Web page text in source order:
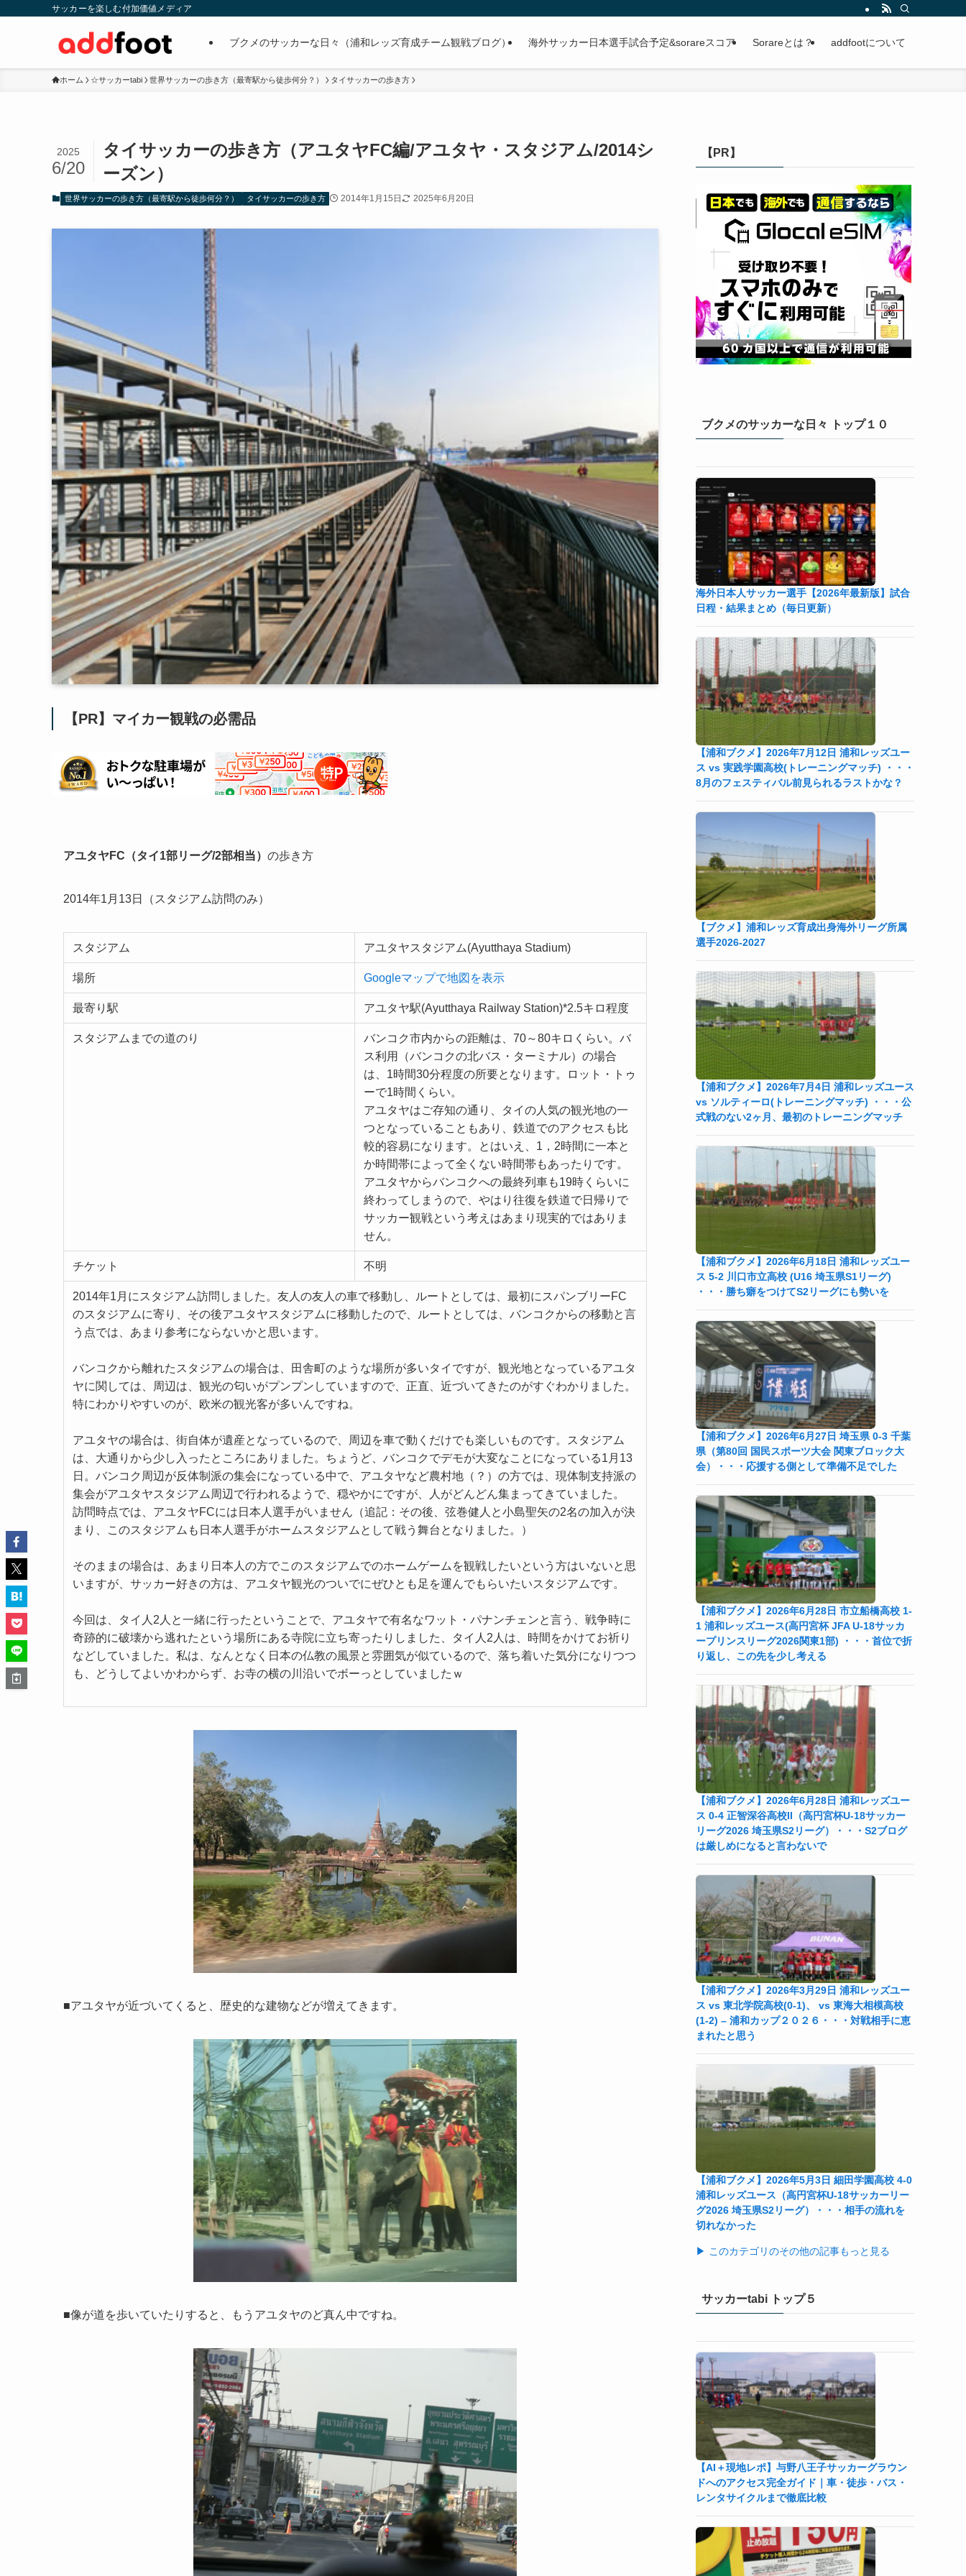
サッカーを楽しむ付加価値メディア
ブクメのサッカーな日々（浦和レッズ育成チーム観戦ブログ） 海外サッカー日本選手試合予定&sorareスコア Sorareとは？ addfootについて
ホーム ☆サッカーtabi 世界サッカーの歩き方（最寄駅から徒歩何分？） タイサッカーの歩き方
タイサッカーの歩き方（アユタヤFC編/アユタヤ・スタジアム/2014シ
ーズン）
2025
6/20
世界サッカーの歩き方（最寄駅から徒歩何分？） タイサッカーの歩き方 2014年1月15日 2025年6月20日
【PR】マイカー観戦の必需品
アユタヤFC（タイ1部リーグ/2部相当） の歩き方
2014年1月13日（スタジアム訪問のみ）
スタジアム アユタヤスタジアム(Ayutthaya Stadium)
場所 Googleマップで地図を表示
最寄り駅 アユタヤ駅(Ayutthaya Railway Station)*2.5キロ程度
スタジアムまでの道のり
バンコク市内からの距離は、70～80キロくらい。バ
ス利用（バンコクの北バス・ターミナル）の場合
は、1時間30分程度の所要となります。ロット・トゥ
ーで1時間くらい。
アユタヤはご存知の通り、タイの人気の観光地の一
つとなっていることもあり、鉄道でのアクセスも比
較的容易になります。とはいえ、1，2時間に一本と
か時間帯によって全くない時間帯もあったりです。
アユタヤからバンコクへの最終列車も19時くらいに
終わってしまうので、やはり往復を鉄道で日帰りで
サッカー観戦という考えはあまり現実的ではありま
せん。
チケット 不明
2014年1月にスタジアム訪問しました。友人の友人の車で移動し、ルートとしては、最初にスパンブリーFC
のスタジアムに寄り、その後アユタヤスタジアムに移動したので、ルートとしては、バンコクからの移動と言
う点では、あまり参考にならないかと思います。
バンコクから離れたスタジアムの場合は、田舎町のような場所が多いタイですが、観光地となっているアユタ
ヤに関しては、周辺は、観光の匂いがプンプンしていますので、正直、近づいてきたのがすぐわかりました。
特にわかりやすいのが、欧米の観光客が多いんですね。
アユタヤの場合は、街自体が遺産となっているので、周辺を車で動くだけでも楽しいものです。スタジアム
は、大通りから少し入ったところにありました。ちょうど、バンコクでデモが大変なことになっている1月13
日。バンコク周辺が反体制派の集会になっている中で、アユタヤなど農村地（？）の方では、現体制支持派の
集会がアユタヤスタジアム周辺で行われるようで、穏やかにですが、人がどんどん集まってきていました。
訪問時点では、アユタヤFCには日本人選手がいません（追記：その後、弦巻健人と小島聖矢の2名の加入が決
まり、このスタジアムも日本人選手がホームスタジアムとして戦う舞台となりました。）
そのままの場合は、あまり日本人の方でこのスタジアムでのホームゲームを観戦したいという方はいないと思
いますが、サッカー好きの方は、アユタヤ観光のついでにぜひとも足を運んでもらいたいスタジアムです。
今回は、タイ人2人と一緒に行ったということで、アユタヤで有名なワット・パナンチェンと言う、戦争時に
奇跡的に破壊から逃れたという場所にある寺院に立ち寄ったりしました、タイ人2人は、時間をかけてお祈り
などしていました。私は、なんとなく日本の仏教の風景と雰囲気が似ているので、落ち着いた気分になりつつ
も、どうしてよいかわからず、お寺の横の川沿いでボーっとしていましたｗ
■アユタヤが近づいてくると、歴史的な建物などが増えてきます。
■像が道を歩いていたりすると、もうアユタヤのど真ん中ですね。
【PR】
ブクメのサッカーな日々 トップ１０
海外日本人サッカー選手【2026年最新版】試合
日程・結果まとめ（毎日更新）
【浦和ブクメ】2026年7月12日 浦和レッズユー
ス vs 実践学園高校(トレーニングマッチ) ・・・
8月のフェスティバル前見られるラストかな？
【ブクメ】浦和レッズ育成出身海外リーグ所属
選手2026-2027
【浦和ブクメ】2026年7月4日 浦和レッズユース
vs ソルティーロ(トレーニングマッチ) ・・・公
式戦のない2ヶ月、最初のトレーニングマッチ
【浦和ブクメ】2026年6月18日 浦和レッズユー
ス 5-2 川口市立高校 (U16 埼玉県S1リーグ)
・・・勝ち癖をつけてS2リーグにも勢いを
【浦和ブクメ】2026年6月27日 埼玉県 0-3 千葉
県（第80回 国民スポーツ大会 関東ブロック大
会）・・・応援する側として準備不足でした
【浦和ブクメ】2026年6月28日 市立船橋高校 1-
1 浦和レッズユース(高円宮杯 JFA U-18サッカ
ープリンスリーグ2026関東1部) ・・・首位で折
り返し、この先を少し考える
【浦和ブクメ】2026年6月28日 浦和レッズユー
ス 0-4 正智深谷高校II（高円宮杯U-18サッカー
リーグ2026 埼玉県S2リーグ）・・・S2ブログ
は厳しめになると言わないで
【浦和ブクメ】2026年3月29日 浦和レッズユー
ス vs 東北学院高校(0-1)、 vs 東海大相模高校
(1-2) – 浦和カップ２０２６・・・対戦相手に恵
まれたと思う
【浦和ブクメ】2026年5月3日 細田学園高校 4-0
浦和レッズユース（高円宮杯U-18サッカーリー
グ2026 埼玉県S2リーグ）・・・相手の流れを
切れなかった
▶ このカテゴリのその他の記事もっと見る
サッカーtabi トップ５
【AI＋現地レポ】与野八王子󠁣󠁴󠁿󠁣󠁴󠁿サッカーグラウン
ドへのアクセス完全ガイド｜車・徒歩・バス・
レンタサイクルまで徹底比較